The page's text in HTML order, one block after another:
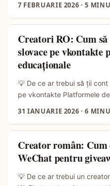
cererea pentru conținut
brandurile din Spania caută
calificată” mai degrabă
confirmat în raportul de
care spune că mărciile vor
secunde de atenție și
reală (consejos o
7 FEBRUARIE 2026 ·5
Creatori RO: Cum
slovace pe vkontakte
educaționale
💡 De ce ar trebui să ții
pe vkontakte Platformele
să atragi branduri slovace
colaborări pe vkontakte, e
chestii: cum comunică
funcționează ecosistemul
B2B/B2C. ...
31 IANUARIE 2026 ·6
Creator român:
WeChat pentru
💡 De ce ar trebui un